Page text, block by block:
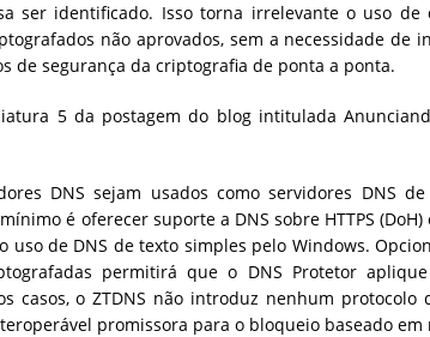
ser identificado. Isso torna irrelevante o uso de
não aprovados, sem a necessidade de
de segurança da criptografia de ponta a ponta.
DNS sejam usados ​​como servidores DNS
é oferecer suporte a DNS sobre HTTPS (DoH)
uso de DNS de texto simples pelo Windows.
permitirá que o DNS Protetor
casos, o ZTDNS não introduz nenhum
promissora para o bloqueio baseado em